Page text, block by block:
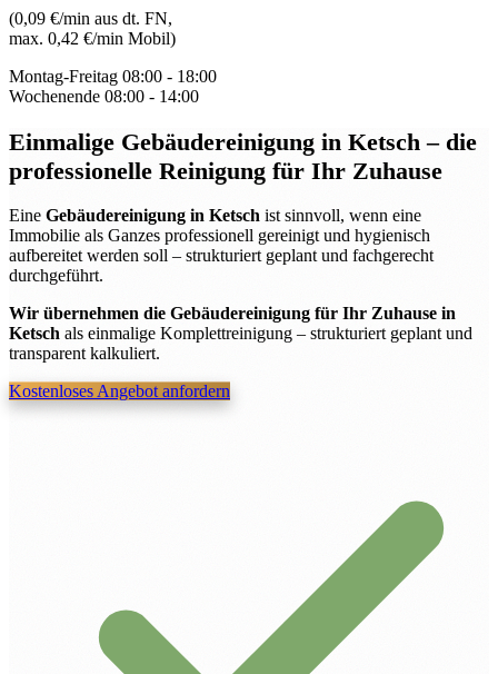
(0,09 €/min aus dt. FN,
max. 0,42 €/min Mobil)
Montag-Freitag 08:00 - 18:00
Wochenende 08:00 - 14:00
Einmalige Gebäudereinigung in Ketsch– die
professionelle Reinigung für Ihr Zuhause
Eine Gebäudereinigung in Ketsch ist sinnvoll, wenn eine
Immobilie als Ganzes professionell gereinigt und hygienisch
aufbereitet werden soll – strukturiert geplant und fachgerecht
durchgeführt.
Wir übernehmen die Gebäudereinigung für Ihr Zuhause in
Ketsch als einmalige Komplettreinigung – strukturiert geplant und
transparent kalkuliert.
Kostenloses Angebot anfordern